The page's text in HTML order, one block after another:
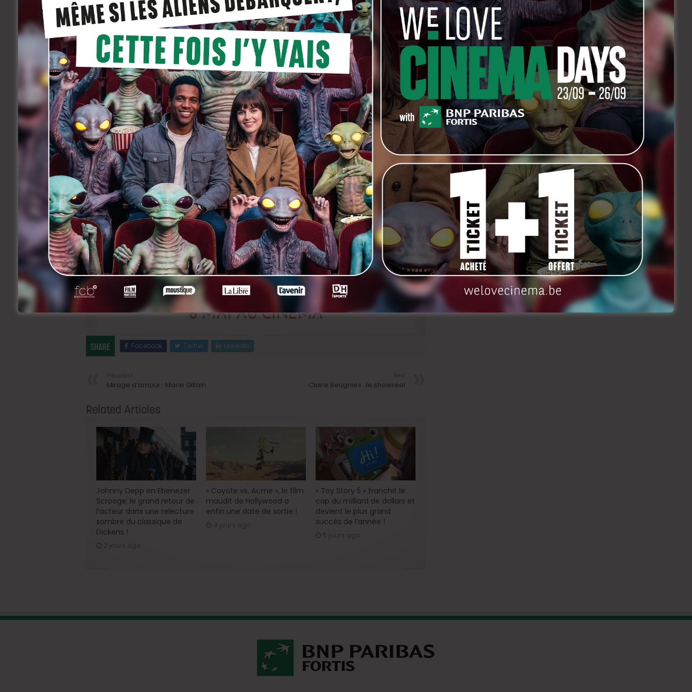
Share Facebook Twitter LinkedIn
Mirage d’amour : Marie Gillain Claire Beugnies : le showreel
Related Articles
Johnny Depp en Ebenezer
Scrooge: le grand retour de
l’acteur dans une relecture
sombre du classique de
Dickens !
2 jours ago
« Coyote vs. Acme », le film
maudit de Hollywood a
enfin une date de sortie !
4 jours ago
« Toy Story 5 » franchit le
cap du milliard de dollars et
devient le plus grand
succès de l’année !
5 jours ago